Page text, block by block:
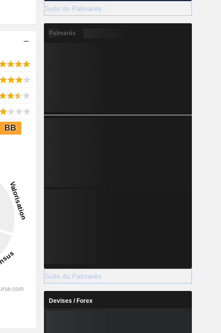
BB
Suite du Palmarès
Palmarès
Suite du Palmarès
Devises / Forex